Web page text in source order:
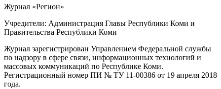
Журнал «Регион»
Учредители: Администрация Главы Республики Коми и
Правительства Республики Коми
Журнал зарегистрирован Управлением Федеральной службы
по надзору в сфере связи, информационных технологий и
массовых коммуникаций по Республике Коми.
Регистрационный номер ПИ № ТУ 11-00386 от 19 апреля 2018
года.